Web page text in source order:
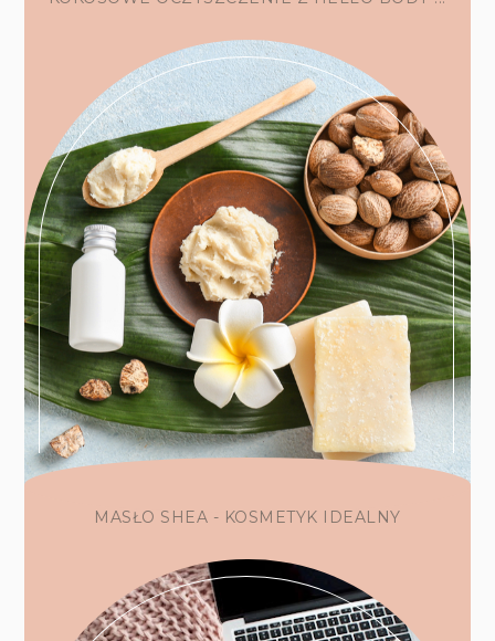
MASŁO SHEA - KOSMETYK IDEALNY